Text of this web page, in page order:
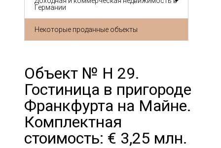
Германии
Некоторые проданные объекты
Объект № Н 29.
Гостиница в пригороде
Франкфурта на Майне.
Комплектная
стоимость: € 3,25 млн.